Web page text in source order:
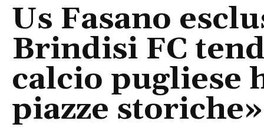
Us Fasano
Brindisi FC
calcio pugliese
piazze storiche»